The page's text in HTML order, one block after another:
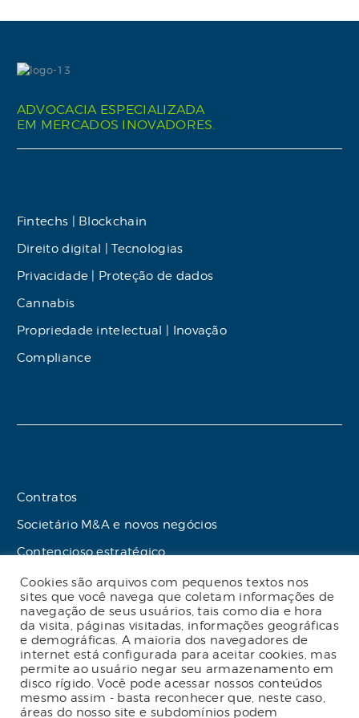
ADVOCACIA ESPECIALIZADA
EM MERCADOS INOVADORES.
Fintechs | Blockchain
Direito digital | Tecnologias
Privacidade | Proteção de dados
Cannabis
Propriedade intelectual | Inovação
Compliance
Contratos
Societário M&A e novos negócios
Contencioso estratégico
Tributário
Advogado online
Planos de assessoria mensal
2023 Malgueiro Campos Zardo Advocacia |
Cookies são arquivos com pequenos textos nos
sites que você navega que coletam informações de
navegação de seus usuários, tais como dia e hora
da visita, páginas visitadas, informações geográficas
e demográficas. A maioria dos navegadores de
internet está configurada para aceitar cookies, mas
permite ao usuário negar seu armazenamento em
disco rígido. Você pode acessar nossos conteúdos
mesmo assim - basta reconhecer que, neste caso,
áreas do nosso site e subdomínios podem